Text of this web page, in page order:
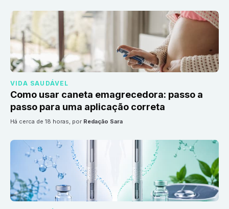
VIDA SAUDÁVEL
Como usar caneta emagrecedora: passo a
passo para uma aplicação correta
há cerca de 18 horas, por Redação Sara